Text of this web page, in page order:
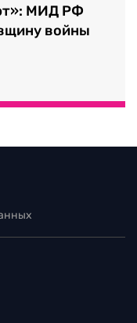
МИД РФ
войны